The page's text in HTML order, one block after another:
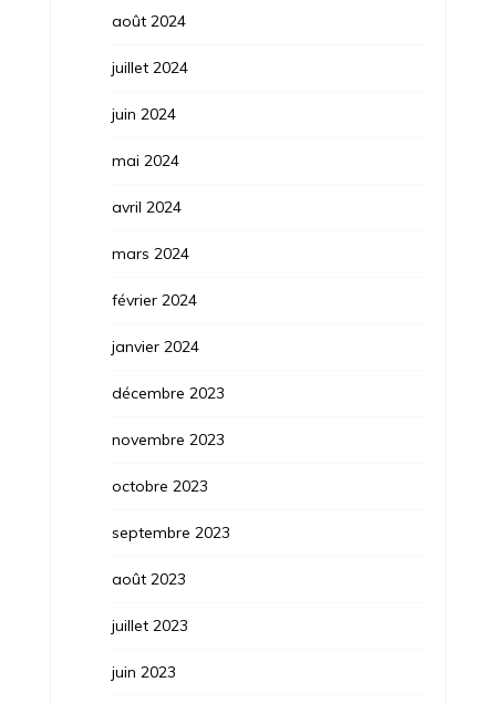
août 2024
juillet 2024
juin 2024
mai 2024
avril 2024
mars 2024
février 2024
janvier 2024
décembre 2023
novembre 2023
octobre 2023
septembre 2023
août 2023
juillet 2023
juin 2023